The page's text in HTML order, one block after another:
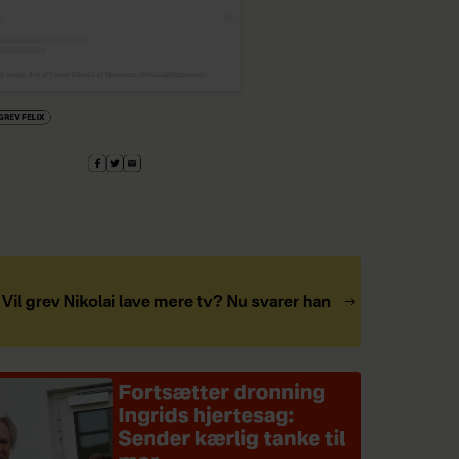
FELIX
Vil grev Nikolai lave mere tv? Nu svarer han
Fortsætter dronning
Ingrids hjertesag:
Sender kærlig tanke til